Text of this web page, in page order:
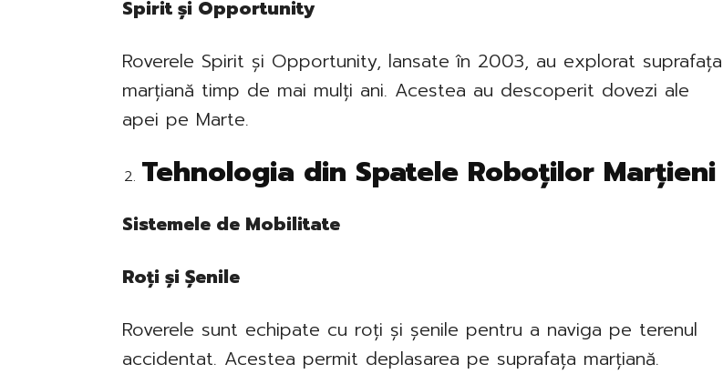
Spirit și Opportunity
Roverele Spirit și Opportunity, lansate în 2003, au explorat suprafața
marțiană timp de mai mulți ani. Acestea au descoperit dovezi ale
apei pe Marte.
Tehnologia din Spatele Roboților Marțieni
Sistemele de Mobilitate
Roți și Șenile
Roverele sunt echipate cu roți și șenile pentru a naviga pe terenul
accidentat. Acestea permit deplasarea pe suprafața marțiană.